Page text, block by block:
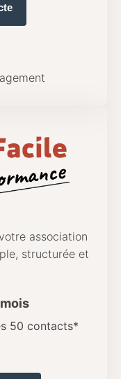
association
structurée et
50 contacts*